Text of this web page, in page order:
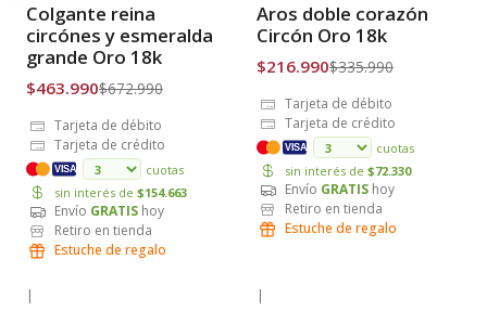
Envío Gratis
Colgante reina
circónes y esmeralda
grande Oro 18k
$463.990$672.990
Tarjeta de débito
Tarjeta de crédito
VISA
cuotas
sin interés de $154.663
Envío GRATIS hoy
Retiro en tienda
Estuche de regalo
Envío Gratis
Aros doble corazón
Circón Oro 18k
$216.990$335.990
Tarjeta de débito
Tarjeta de crédito
VISA
cuotas
sin interés de $72.330
Envío GRATIS hoy
Retiro en tienda
Estuche de regalo